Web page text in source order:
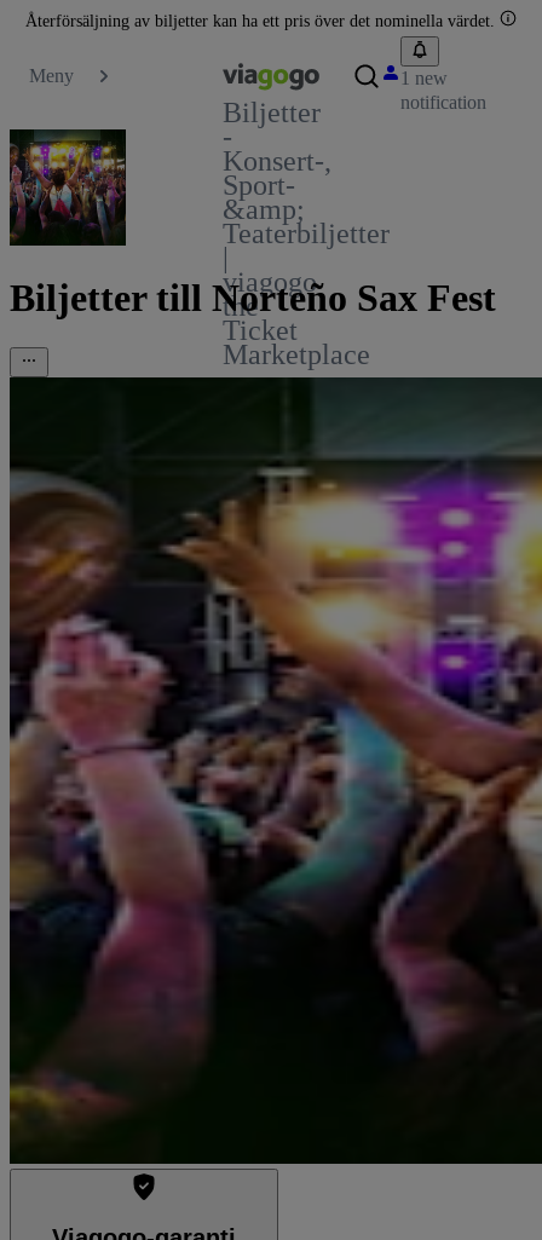
Återförsäljning av biljetter kan ha ett pris över det nominella värdet.
Meny
Biljetter
-
Konsert-,
Sport-
&amp;
Teaterbiljetter
|
viagogo
the
Ticket
Marketplace
1 new
notification
Biljetter till Norteño Sax Fest